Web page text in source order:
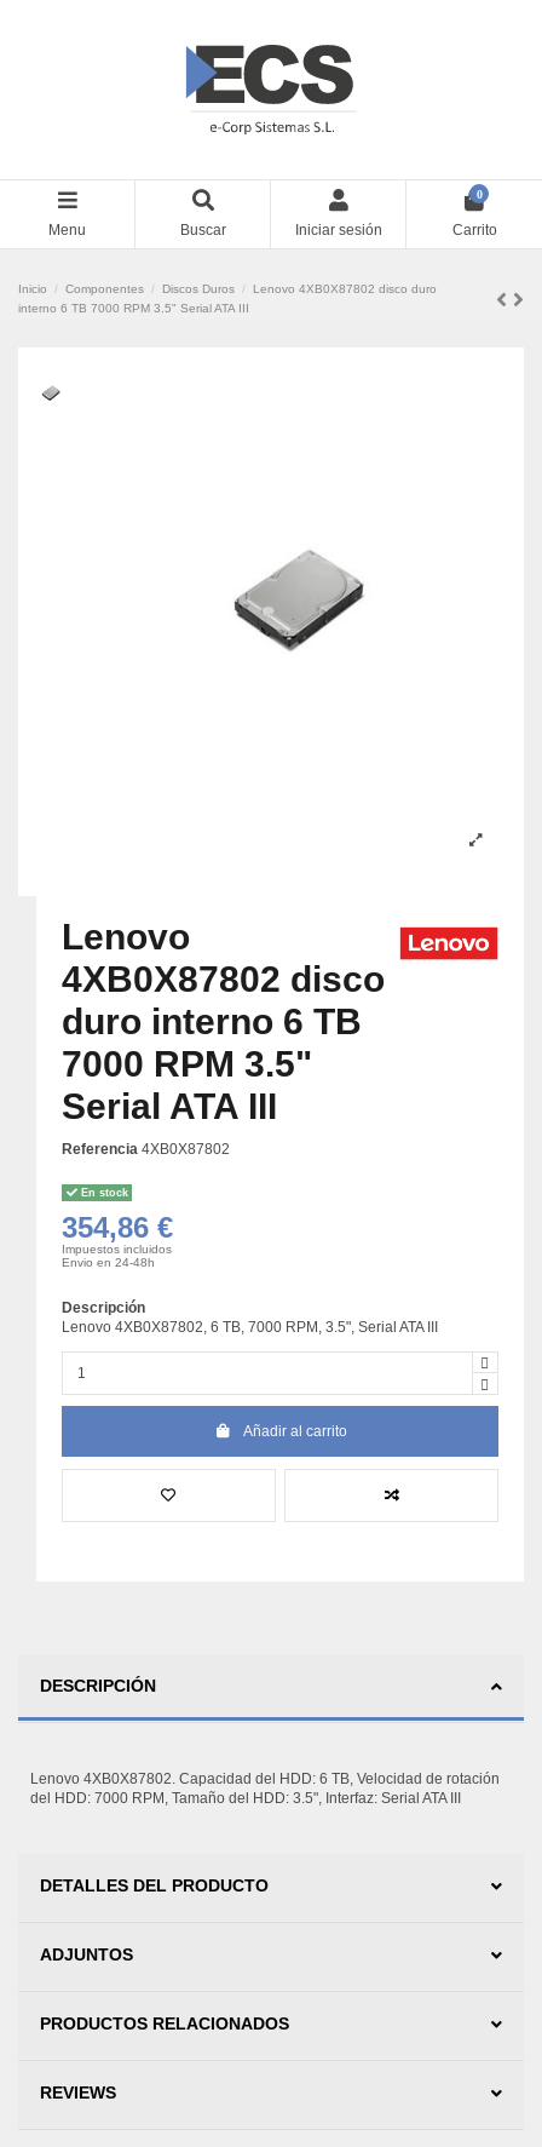
Menu Buscar Iniciar sesión
0
Carrito
Inicio Componentes Discos Duros
Lenovo 4XB0X87802 disco duro
interno 6 TB 7000 RPM 3.5" Serial ATA III
Lenovo
4XB0X87802 disco
duro interno 6 TB
7000 RPM 3.5"
Serial ATA III
Referencia 4XB0X87802
En stock
354,86 €
Impuestos incluidos
Envio en 24-48h
Descripción
Lenovo 4XB0X87802, 6 TB, 7000 RPM, 3.5", Serial ATA III
Añadir al carrito
DESCRIPCIÓN
Lenovo 4XB0X87802. Capacidad del HDD: 6 TB, Velocidad de rotación
del HDD: 7000 RPM, Tamaño del HDD: 3.5", Interfaz: Serial ATA III
DETALLES DEL PRODUCTO
ADJUNTOS
PRODUCTOS RELACIONADOS
REVIEWS